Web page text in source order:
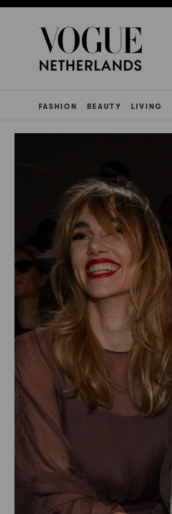
FASHION BEAUTY LIVING